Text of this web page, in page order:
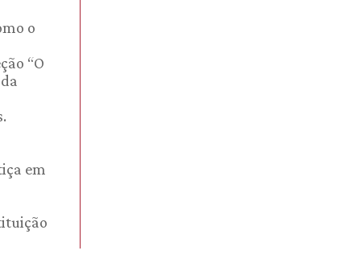
o
“O
em